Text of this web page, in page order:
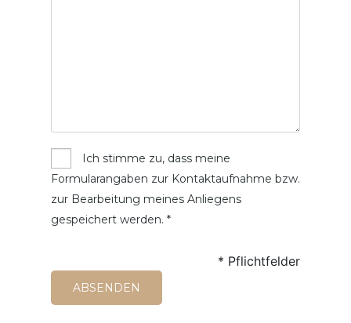
Ich stimme zu, dass meine
Formularangaben zur Kontaktaufnahme bzw.
zur Bearbeitung meines Anliegens
gespeichert werden. *
* Pflichtfelder